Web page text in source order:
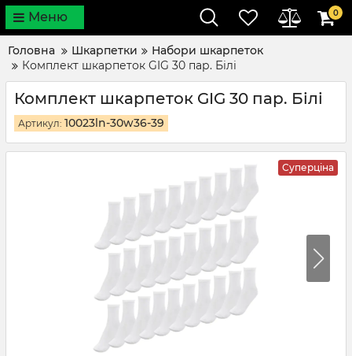
Меню 0
Головна Шкарпетки
Набори шкарпеток
Комплект шкарпеток GIG 30 пар. Білі
Комплект шкарпеток GIG 30 пар. Білі
Артикул: 10023ln-30w36-39
Суперціна